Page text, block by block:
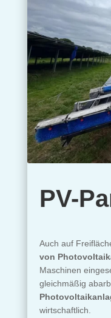
PV-
Auch auf
von
Maschinen
gleichmäßig
wirtschaftlich.